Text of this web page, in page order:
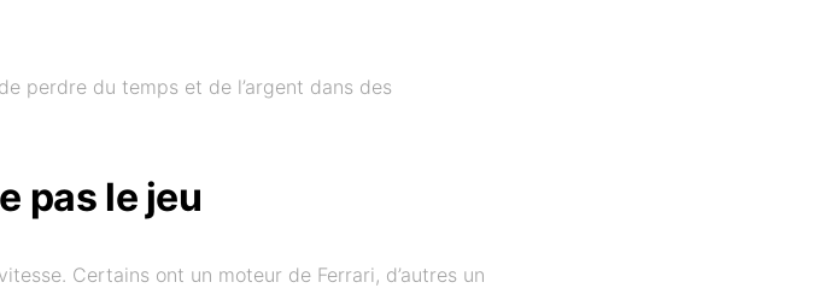
perdre du temps et de l’argent dans des
pas le jeu
Certains ont un moteur de Ferrari, d’autres un